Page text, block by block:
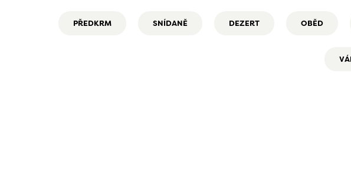
PŘEDKRM SNÍDANĚ DEZERT OBĚD